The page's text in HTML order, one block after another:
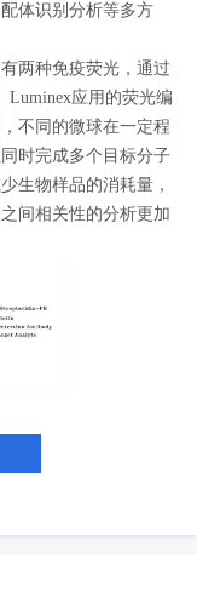
体识别分析等多方
两种免疫荧光，通过
Luminex应用的荧光编
不同的微球在一定程
时完成多个目标分子
生物样品的消耗量，
间相关性的分析更加